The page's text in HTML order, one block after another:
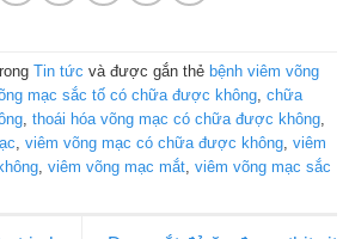
Tin tức và được gắn thẻ bệnh viêm võng
mạc sắc tố có chữa được không, chữa
, thoái hóa võng mạc có chữa được không,
, viêm võng mạc có chữa được không, viêm
, viêm võng mạc mắt, viêm võng mạc sắc